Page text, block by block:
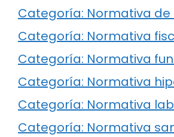
Categoría: Normativa
Categoría: Normativa
Categoría: Normativa
Categoría: Normativa
Categoría: Normativa
Categoría: Normativa